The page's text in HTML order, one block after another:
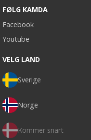
FØLG KAMDA
Facebook
Youtube
VELG LAND
Sverige
Norge
Kommer snart